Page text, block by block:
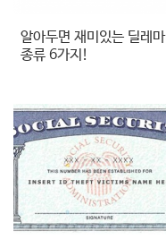
알아두면 재미있는 딜레마
종류 6가지!